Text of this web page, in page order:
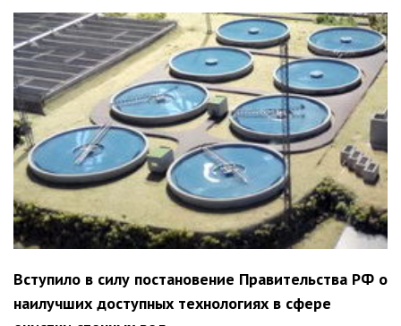
Вступило в силу постановение Правительства РФ о
наилучших доступных технологиях в сфере